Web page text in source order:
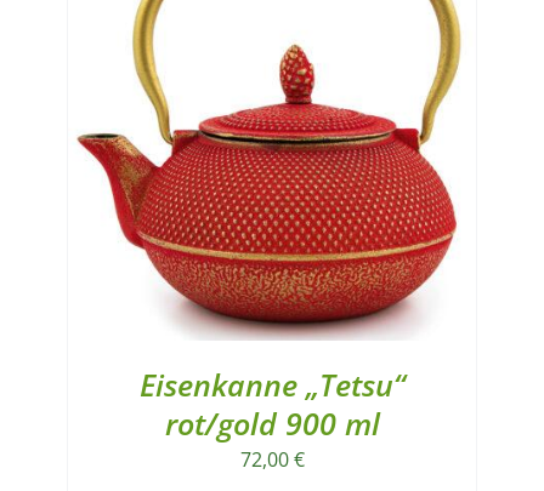
Eisenkanne „Tetsu“
rot/gold 900 ml
72,00€